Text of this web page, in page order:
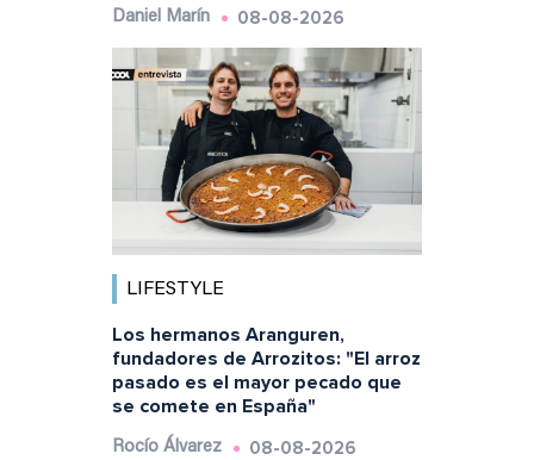
Daniel Marín 08-08-2026
LIFESTYLE
Los hermanos Aranguren,
fundadores de Arrozitos: "El arroz
pasado es el mayor pecado que
se comete en España"
Rocío Álvarez 08-08-2026